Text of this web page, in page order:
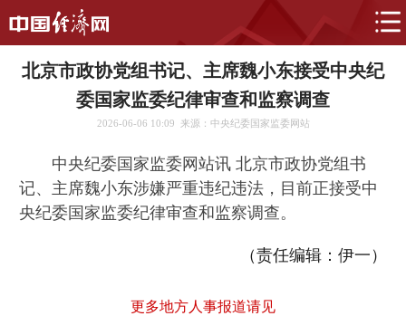
北京市政协党组书记、主席魏小东接受中央纪
委国家监委纪律审查和监察调查
2026-06-06 10:09 来源：中央纪委国家监委网站
中央纪委国家监委网站讯 北京市政协党组书
记、主席魏小东涉嫌严重违纪违法，目前正接受中
央纪委国家监委纪律审查和监察调查。
（责任编辑：伊一）
更多地方人事报道请见